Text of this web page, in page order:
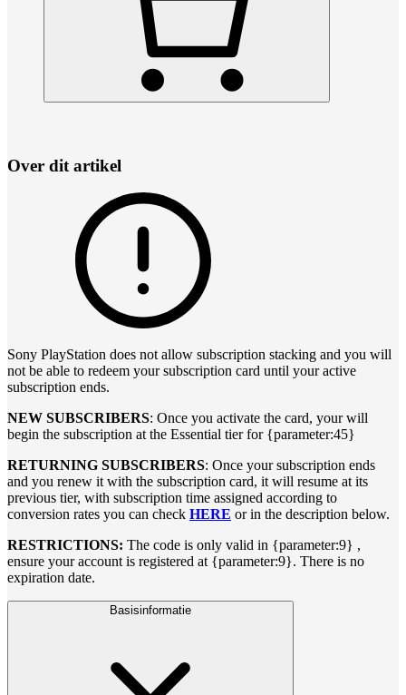
Over dit artikel
Sony PlayStation does not allow subscription stacking and you will
not be able to redeem your subscription card until your active
subscription ends.
NEW SUBSCRIBERS: Once you activate the card, your will
begin the subscription at the Essential tier for {parameter:45}
RETURNING SUBSCRIBERS: Once your subscription ends
and you renew it with the subscription card, it will resume at its
previous tier, with subscription time assigned according to
conversion rates you can check HERE or in the description below.
RESTRICTIONS: The code is only valid in {parameter:9} ,
ensure your account is registered at {parameter:9}. There is no
expiration date.
Basisinformatie